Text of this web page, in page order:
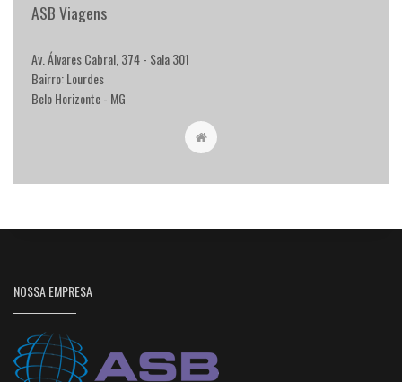
ASB Viagens
Av. Álvares Cabral, 374 - Sala 301
Bairro: Lourdes
Belo Horizonte - MG
NOSSA EMPRESA